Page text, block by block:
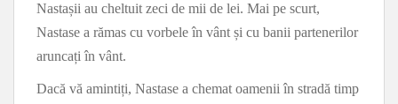
Nastașii au cheltuit zeci de mii de lei. Mai pe scurt,
Nastase a rămas cu vorbele în vânt și cu banii partenerilor
aruncați în vânt.
Dacă vă amintiți, Nastase a chemat oamenii în stradă timp